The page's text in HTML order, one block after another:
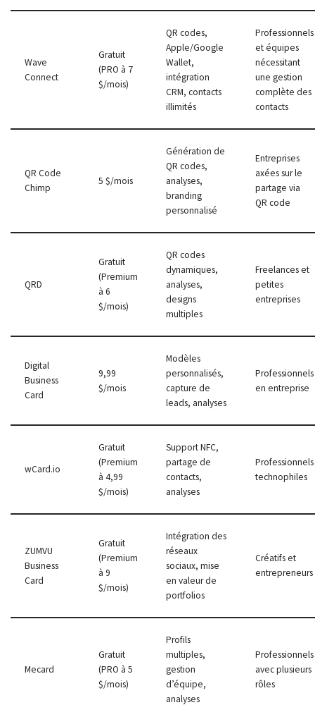
Wave
Connect
Gratuit
(PRO à 7
$/mois)
QR codes,
Apple/Google
Wallet,
intégration
CRM, contacts
illimités
Professionnels
et équipes
nécessitant
une gestion
complète des
contacts
QR Code
Chimp
5 $/mois
Génération de
QR codes,
analyses,
branding
personnalisé
Entreprises
axées sur le
partage via
QR code
QRD
Gratuit
(Premium
à 6
$/mois)
QR codes
dynamiques,
analyses,
designs
multiples
Freelances et
petites
entreprises
Digital
Business
Card
9,99
$/mois
Modèles
personnalisés,
capture de
leads, analyses
Professionnels
en entreprise
wCard.io
Gratuit
(Premium
à 4,99
$/mois)
Support NFC,
partage de
contacts,
analyses
Professionnels
technophiles
ZUMVU
Business
Card
Gratuit
(Premium
à 9
$/mois)
Intégration des
réseaux
sociaux, mise
en valeur de
portfolios
Créatifs et
entrepreneurs
Mecard
Gratuit
(PRO à 5
$/mois)
Profils
multiples,
gestion
d’équipe,
analyses
Professionnels
avec plusieurs
rôles